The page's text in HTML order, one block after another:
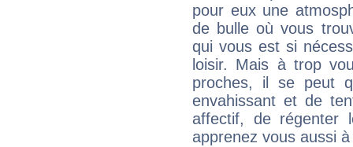
pour eux une
de bulle où vous
qui vous est si
loisir. Mais à trop
proches, il se peut
envahissant et de
affectif, de régenter
apprenez vous aussi